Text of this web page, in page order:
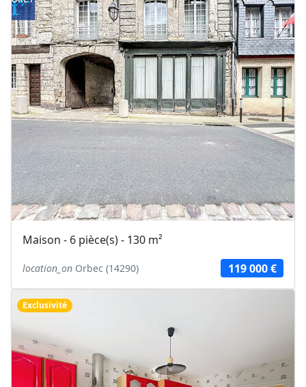
Maison - 6 pièce(s) - 130 m²
location_on Orbec (14290) 119 000 €
Exclusivité